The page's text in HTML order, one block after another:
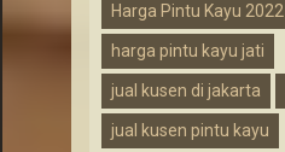
Harga Pintu Kayu 2022
harga pintu kayu jati
jual kusen di jakarta
jual kusen pintu kayu